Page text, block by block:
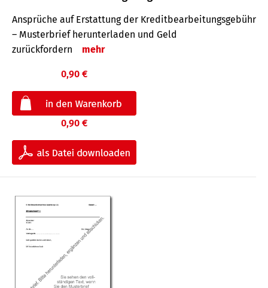
Ansprüche auf Erstattung der Kreditbearbeitungsgebühr
– Musterbrief herunterladen und Geld
zurückfordern
mehr
0,90 €
0,90 €